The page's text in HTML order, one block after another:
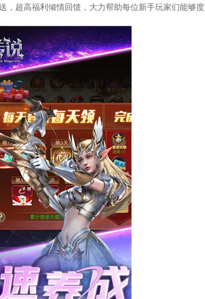
超高福利倾情回馈，大力帮助每位新手玩家们能够